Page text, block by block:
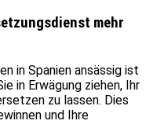
mehr
in Spanien ansässig ist
in Erwägung ziehen, Ihr
zu lassen. Dies
und Ihre